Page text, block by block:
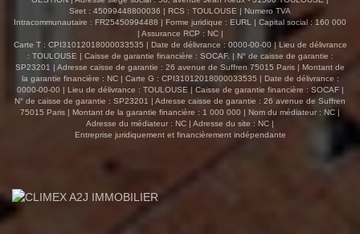
Siret : 45099448800036 | RCS : TOULOUSE | Numero TVA
Intracommunautaire : FR25450994488 | Forme juridique : EURL | Capital social : 160 000
| Assurance RCP : NC |
Carte T : CPI31012018000033535 | Date de délivrance : 0000-00-00 | Lieu de délivrance
: TOULOUSE | Caisse de garantie financière : SOCAF. | N° de caisse de garantie :
SP23201 | Adresse caisse de garantie : 26 avenue de Suffren 75015 Paris | Montant de
la garantie financière : NC | Carte G : CPI31012018000033535 | Date de délivrance :
0000-00-00 | Lieu de délivrance : TOULOUSE | Caisse de garantie financière : SOCAF |
N° de caisse de garantie : SP23201 | Adresse caisse de garantie : 26 avenue de Suffren
75015 Paris | Montant de la garantie financière : 1 000 000 | Nom du médiateur : NC |
Adresse du médiateur : NC | Adresse du site : NC |
Entreprise juridiquement et financièrement indépendante